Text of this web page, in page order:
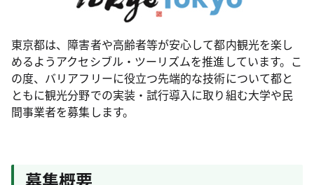
東京都は、障害者や高齢者等が安心して都内観光を楽し
めるようアクセシブル・ツーリズムを推進しています。こ
の度、バリアフリーに役立つ先端的な技術について都と
ともに観光分野での実装・試行導入に取り組む大学や民
間事業者を募集します。
募集概要